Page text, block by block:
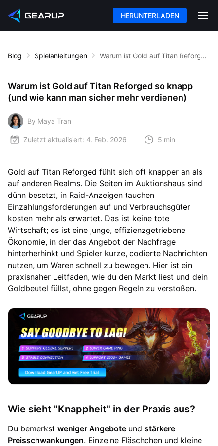
HERUNTERLADEN
Blog Spielanleitungen Warum ist Gold auf Titan Reforged so knapp (und wie kann man sicher mehr verdienen)
Warum ist Gold auf Titan Reforged so knapp
(und wie kann man sicher mehr verdienen)
By Maya Tran
Zuletzt aktualisiert: 4. Feb. 2026 5 min
Gold auf Titan Reforged fühlt sich oft knapper an als
auf anderen Realms. Die Seiten im Auktionshaus sind
dünn besetzt, in Raid-Anzeigen tauchen
Einzahlungsforderungen auf und Verbrauchsgüter
kosten mehr als erwartet. Das ist keine tote
Wirtschaft; es ist eine junge, effizienzgetriebene
Ökonomie, in der das Angebot der Nachfrage
hinterherhinkt und Spieler kurze, codierte Nachrichten
nutzen, um Waren schnell zu bewegen. Hier ist ein
praxisnaher Leitfaden, wie du den Markt liest und dein
Goldbeutel füllst, ohne gegen Regeln zu verstoßen.
Wie sieht "Knappheit" in der Praxis aus?
Du bemerkst weniger Angebote und stärkere
Preisschwankungen. Einzelne Fläschchen und kleine